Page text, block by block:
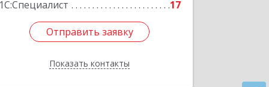
1С:Специалист
17
Отправить заявку
Показать контакты
Отправить заявку
Назад